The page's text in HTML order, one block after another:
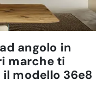
angolo in
marche ti
modello 36e8